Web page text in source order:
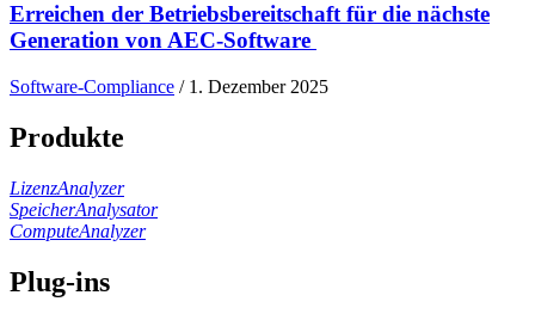
Erreichen der Betriebsbereitschaft für die nächste
Generation von AEC-Software
Software-Compliance / 1. Dezember 2025
Produkte
LizenzAnalyzer
SpeicherAnalysator
ComputeAnalyzer
Plug-ins